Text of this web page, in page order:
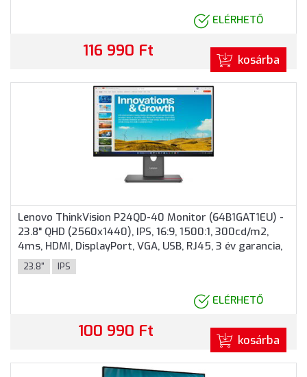
ELÉRHETŐ
116 990 Ft kosárba
Lenovo ThinkVision P24QD-40 Monitor (64B1GAT1EU) -
23.8" QHD (2560x1440), IPS, 16:9, 1500:1, 300cd/m2,
4ms, HDMI, DisplayPort, VGA, USB, RJ45, 3 év garancia,
Fekete színben
23.8" IPS
ELÉRHETŐ
100 990 Ft kosárba